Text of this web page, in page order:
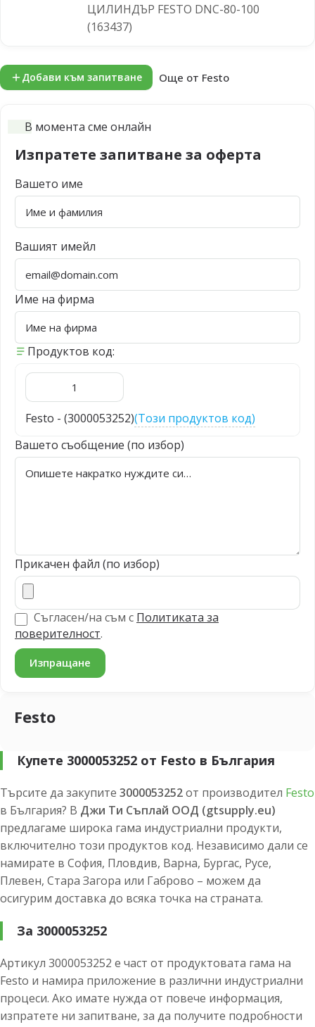
ЦИЛИНДЪР FESTO DNC-80-100
(163437)
Добави към запитване Още от Festo
В момента сме онлайн
Изпратете запитване за оферта
Вашето име
Вашият имейл
Име на фирма
Продуктов код:
Festo - (3000053252)(Този продуктов код)
Вашето съобщение (по избор)
Прикачен файл (по избор)
Съгласен/на съм с Политиката за
поверителност.
Festo
Купете 3000053252 от Festo в България
Търсите да закупите 3000053252от производител Festo
в България? В Джи Ти Съплай ООД (gtsupply.eu)
предлагаме широка гама индустриални продукти,
включително този продуктов код. Независимо дали се
намирате в София, Пловдив, Варна, Бургас, Русе,
Плевен, Стара Загора или Габрово – можем да
осигурим доставка до всяка точка на страната.
За 3000053252
Артикул 3000053252 е част от продуктовата гама на
Festo и намира приложение в различни индустриални
процеси. Ако имате нужда от повече информация,
изпратете ни запитване, за да получите подробности